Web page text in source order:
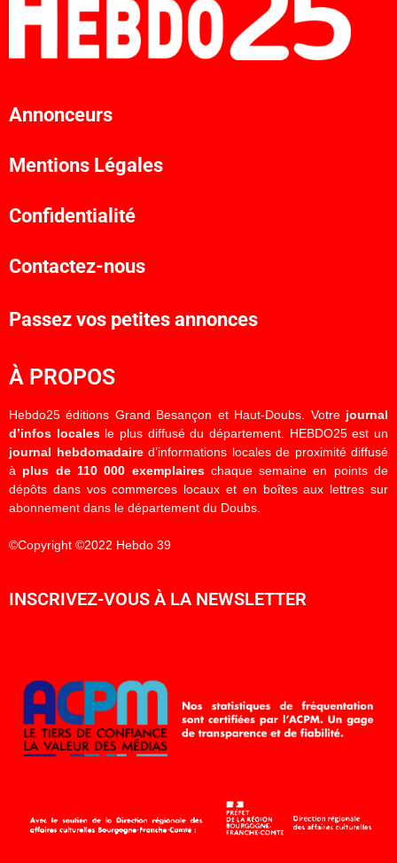
Annonceurs
Mentions Légales
Confidentialité
Contactez-nous
Passez vos petites annonces
À PROPOS
Hebdo25 éditions Grand Besançon et Haut-Doubs. Votre journal
d’infos localesle plus diffusé du département. HEBDO25 est un
journal hebdomadaired’informations locales de proximité diffusé
à plus de 110 000 exemplaireschaque semaine en points de
dépôts dans vos commerces locaux et en boîtes aux lettres sur
abonnement dans le département du Doubs.
©Copyright ©2022 Hebdo 39
INSCRIVEZ-VOUS À LA NEWSLETTER